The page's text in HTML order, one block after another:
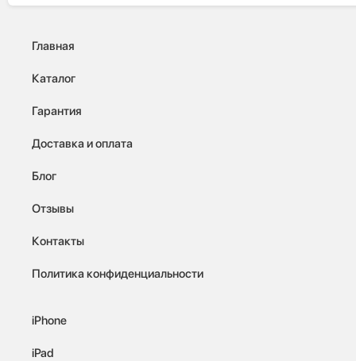
Главная
Каталог
Гарантия
Доставка и оплата
Блог
Отзывы
Контакты
Политика конфиденциальности
iPhone
iPad